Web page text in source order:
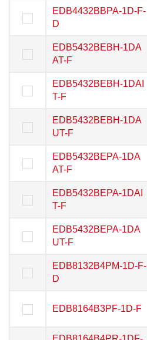
EDB4432BBPA-1D-F-
D
EDB5432BEBH-1DA
AT-F
EDB5432BEBH-1DAI
T-F
EDB5432BEBH-1DA
UT-F
EDB5432BEPA-1DA
AT-F
EDB5432BEPA-1DAI
T-F
EDB5432BEPA-1DA
UT-F
EDB8132B4PM-1D-F-
D
EDB8164B3PF-1D-F
EDB4432BBPA-1D-F-
D
EDB5432BEBH-1DA
AT-F
EDB5432BEBH-1DAI
T-F
EDB5432BEBH-1DA
UT-F
EDB5432BEPA-1DA
AT-F
EDB5432BEPA-1DAI
T-F
EDB5432BEPA-1DA
UT-F
EDB8132B4PM-1D-F-
D
EDB8164B3PF-1D-F